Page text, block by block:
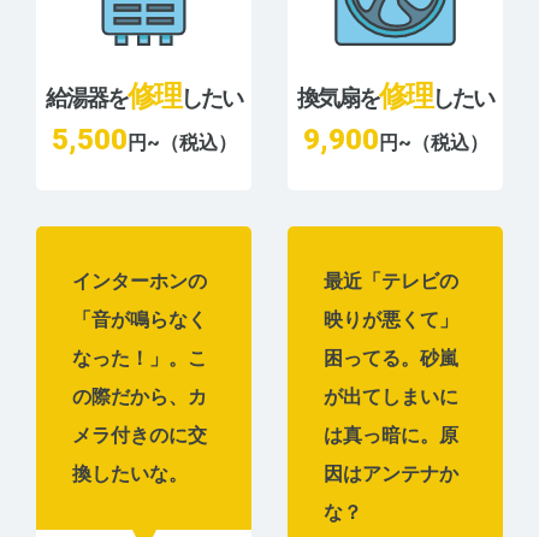
給湯器を修理したい
5,500 円~（税込）
換気扇を修理したい
9,900 円~（税込）
インターホンの
「音が鳴らなく
なった！」。こ
の際だから、カ
メラ付きのに交
換したいな。
最近「テレビの
映りが悪くて」
困ってる。砂嵐
が出てしまいに
は真っ暗に。原
因はアンテナか
な？